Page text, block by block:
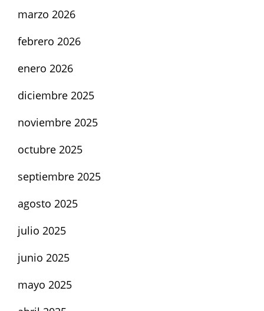
marzo 2026
febrero 2026
enero 2026
diciembre 2025
noviembre 2025
octubre 2025
septiembre 2025
agosto 2025
julio 2025
junio 2025
mayo 2025